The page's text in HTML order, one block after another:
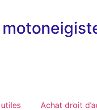
Achat droit